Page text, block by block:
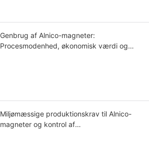
Genbrug af Alnico-magneter:
Procesmodenhed, økonomisk værdi og
Miljømæssige produktionskrav til Alnico-
magneter og kontrol af